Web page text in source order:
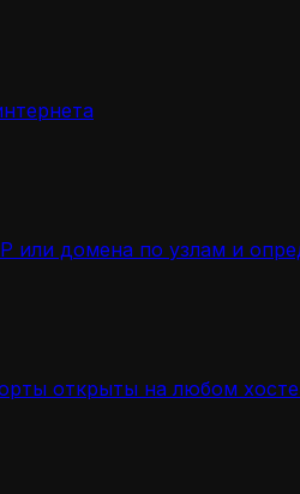
домена по узлам и
открыты на любом